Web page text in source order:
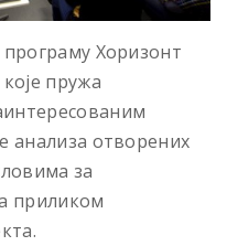
Хоризонт
пружа
анализа отворених
за
приликом